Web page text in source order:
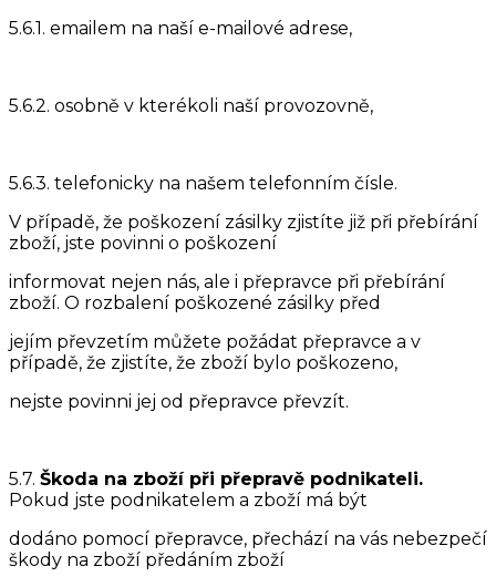
5.6.1. emailem na naší e-mailové adrese,
5.6.2. osobně v kterékoli naší provozovně,
5.6.3. telefonicky na našem telefonním čísle.
V případě, že poškození zásilky zjistíte již při přebírání
zboží, jste povinni o poškození
informovat nejen nás, ale i přepravce při přebírání
zboží. O rozbalení poškozené zásilky před
jejím převzetím můžete požádat přepravce a v
případě, že zjistíte, že zboží bylo poškozeno,
nejste povinni jej od přepravce převzít.
5.7. Škoda na zboží při přepravě podnikateli.
Pokud jste podnikatelem a zboží má být
dodáno pomocí přepravce, přechází na vás nebezpečí
škody na zboží předáním zboží